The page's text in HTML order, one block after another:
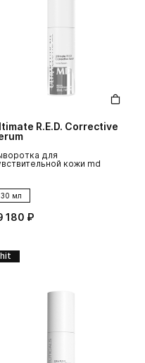
R.E.D. Corrective
для
кожи md
30 мл
180 ₽
hit